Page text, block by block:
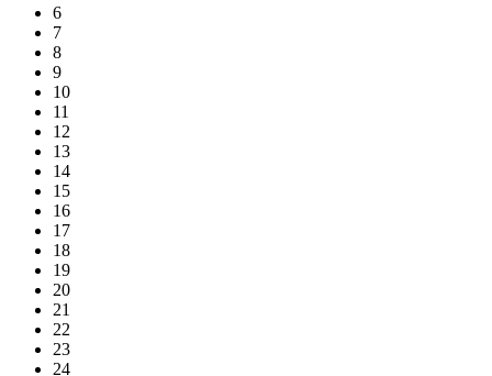
6
7
8
9
10
11
12
13
14
15
16
17
18
19
20
21
22
23
24